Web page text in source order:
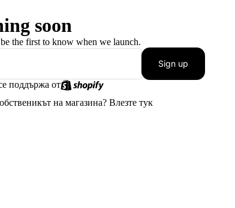
soon
the first to know when we launch.
Sign up
поддържа от
на магазина? Влезте тук